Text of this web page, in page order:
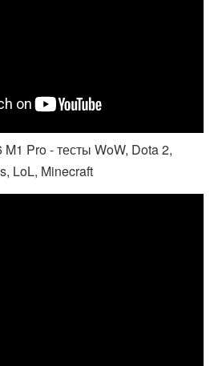
Pro - тесты WoW, Dota 2,
LoL, Minecraft